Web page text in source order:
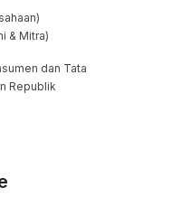
& Mitra)
dan Tata
Republik